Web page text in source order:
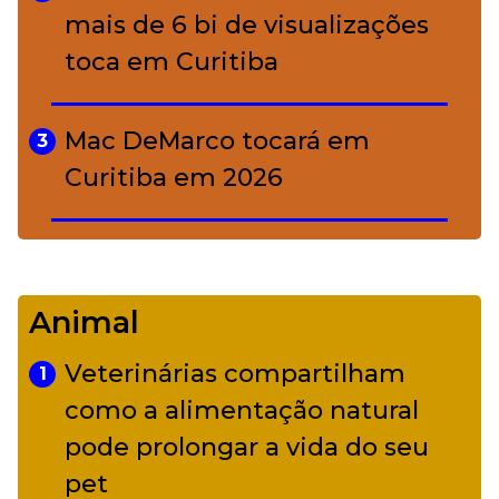
mais de 6 bi de visualizações
toca em Curitiba
3
Mac DeMarco tocará em
Curitiba em 2026
Camerata tem repertório
diverso a partir de R$ 17
Adriana Calcanhotto retoma
alter ego infantil para show em
Curitiba
Animal
1
Veterinárias compartilham
como a alimentação natural
pode prolongar a vida do seu
pet